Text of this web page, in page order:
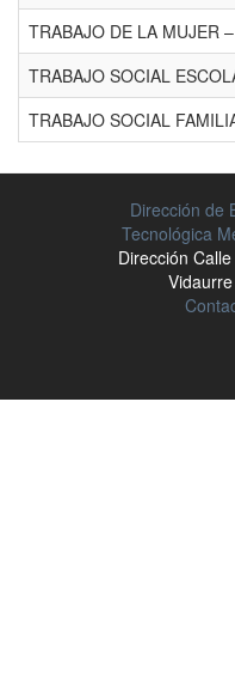
TRABAJO DE LA MUJER
TRABAJO SOCIAL
TRABAJO SOCIAL
Dirección de
Tecnológica
Dirección